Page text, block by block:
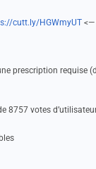
cutt.ly/HGWmyUT <—
prescription requise
8757 votes